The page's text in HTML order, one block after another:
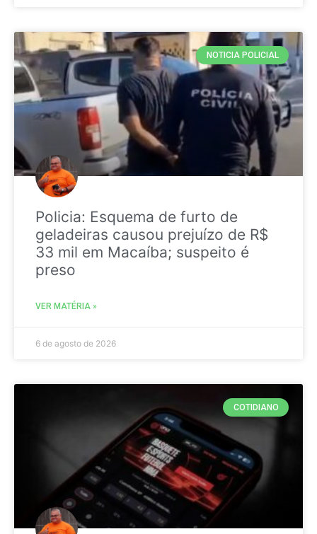
NOTICIA POLICIAL
Policia: Esquema de furto de
geladeiras causou prejuízo de R$
33 mil em Macaíba; suspeito é
preso
VER MATÉRIA »
6 de agosto de 2026
COTIDIANO